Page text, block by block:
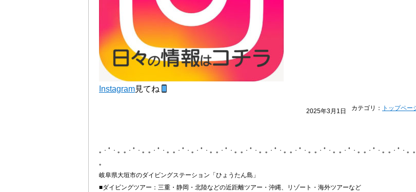
Instagram見てね
カテゴリ： トップペー
2025年3月1日
｡・ﾟ・。｡・ﾟ・。｡・ﾟ・。｡・ﾟ・｡・ﾟ・。｡・ﾟ・。｡・ﾟ・。｡・ﾟ・。｡・ﾟ・。｡・ﾟ・。｡・ﾟ・。｡・ﾟ・。｡・ﾟ・。｡
。
岐阜県大垣市のダイビングステーション「ひょうたん島」
■ダイビングツアー：三重・静岡・北陸などの近距離ツアー・沖縄、リゾート・海外ツアーなど